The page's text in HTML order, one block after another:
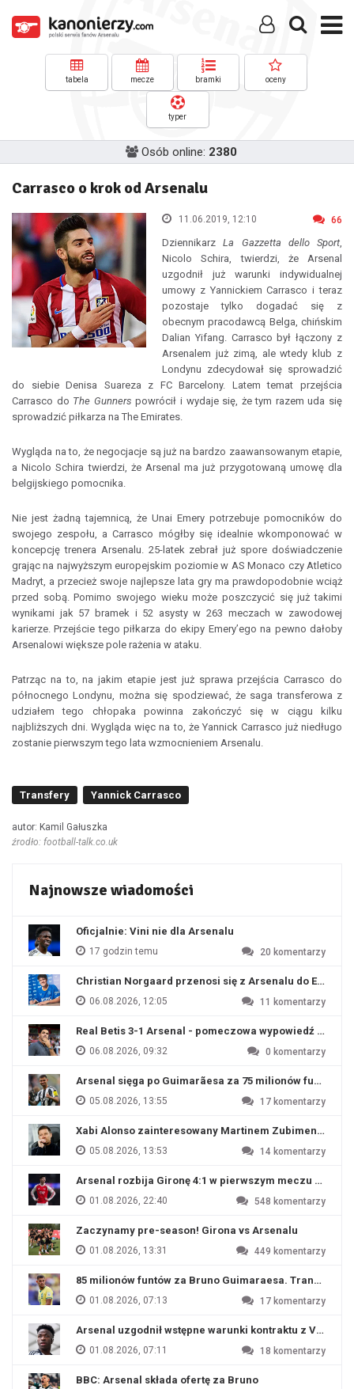
tabela mecze bramki oceny
typer
Osób online: 2380
Carrasco o krok od Arsenalu
11.06.2019, 12:10 66
DziennikarzLa Gazzetta dello Sport,
Nicolo Schira, twierdzi, że Arsenal
uzgodnił już warunki indywidualnej
umowy z Yannickiem Carrasco i teraz
pozostaje tylko dogadać się z
obecnym pracodawcą Belga, chińskim
Dalian Yifang. Carrasco był łączony z
Arsenalem już zimą, ale wtedy klub z
Londynu zdecydował się sprowadzić
do siebie Denisa Suareza z FC Barcelony. Latem temat przejścia
Carrasco do The Gunners powrócił i wydaje się, że tym razem uda się
sprowadzić piłkarza na The Emirates.
Wygląda na to, że negocjacje są już na bardzo zaawansowanym etapie,
a Nicolo Schira twierdzi, że Arsenal ma już przygotowaną umowę dla
belgijskiego pomocnika.
Nie jest żadną tajemnicą, że Unai Emery potrzebuje pomocników do
swojego zespołu, a Carrasco mógłby się idealnie wkomponować w
koncepcję trenera Arsenalu. 25-latek zebrał już spore doświadczenie
grając na najwyższym europejskim poziomie w AS Monaco czy Atletico
Madryt, a przecież swoje najlepsze lata gry ma prawdopodobnie wciąż
przed sobą. Pomimo swojego wieku może poszczycić się już takimi
wynikami jak 57 bramek i 52 asysty w 263 meczach w zawodowej
karierze. Przejście tego piłkarza do ekipy Emery’ego na pewno dałoby
Arsenalowi większe pole rażenia w ataku.
Patrząc na to, na jakim etapie jest już sprawa przejścia Carrasco do
północnego Londynu, można się spodziewać, że saga transferowa z
udziałem tego chłopaka powinna zakończyć się w ciągu kilku
najbliższych dni. Wygląda więc na to, że Yannick Carrasco już niedługo
zostanie pierwszym tego lata wzmocnieniem Arsenalu.
Transfery Yannick Carrasco
autor: Kamil Gałuszka
źrodło: football-talk.co.uk
Najnowsze wiadomości
Oficjalnie: Vini nie dla Arsenalu
17 godzin temu 20 komentarzy
Christian Norgaard przenosi się z Arsenalu do
06.08.2026, 12:05 11 komentarzy
Real Betis 3-1 Arsenal - pomeczowa wypowiedź Artety
06.08.2026, 09:32 0 komentarzy
Arsenal sięga po Guimarãesa za 75 milionów funtów
05.08.2026, 13:55 17 komentarzy
Xabi Alonso zainteresowany Martinem Zubimendim
05.08.2026, 13:53 14 komentarzy
Arsenal rozbija Gironę 4:1 w pierwszym meczu
01.08.2026, 22:40 548 komentarzy
Zaczynamy pre-season! Girona vs Arsenalu
01.08.2026, 13:31 449 komentarzy
85 milionów funtów za Bruno Guimaraesa. Transfer
01.08.2026, 07:13 17 komentarzy
Arsenal uzgodnił wstępne warunki kontraktu z
01.08.2026, 07:11 18 komentarzy
BBC: Arsenal składa ofertę za Bruno